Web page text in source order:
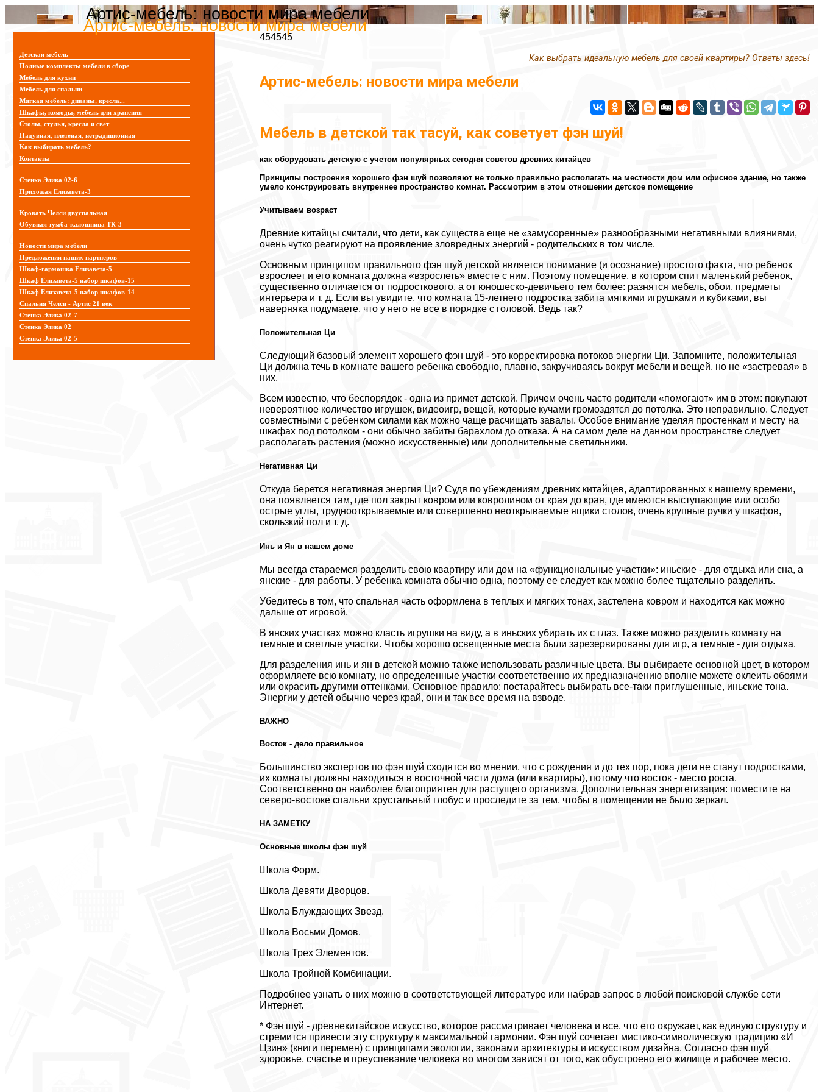
Артис-мебель: новости мира мебели
Артис-мебель: новости мира мебели
454545
Как выбрать идеальную мебель для своей квартиры? Ответы здесь!
Артис-мебель: новости мира мебели
Мебель в детской так тасуй, как советует фэн шуй!
как оборудовать детскую с учетом популярных сегодня советов древних китайцев
Принципы построения хорошего фэн шуй позволяют не только правильно располагать на местности дом или офисное здание, но также
умело конструировать внутреннее пространство комнат. Рассмотрим в этом отношении детское помещение
Учитываем возраст
Древние китайцы считали, что дети, как существа еще не «замусоренные» разнообразными негативными влияниями,
очень чутко реагируют на проявление зловредных энергий - родительских в том числе.
Основным принципом правильного фэн шуй детской является понимание (и осознание) простого факта, что ребенок
взрослеет и его комната должна «взрослеть» вместе с ним. Поэтому помещение, в котором спит маленький ребенок,
существенно отличается от подросткового, а от юношеско-девичьего тем более: разнятся мебель, обои, предметы
интерьера и т. д. Если вы увидите, что комната 15-летнего подростка забита мягкими игрушками и кубиками, вы
наверняка подумаете, что у него не все в порядке с головой. Ведь так?
Положительная Ци
Следующий базовый элемент хорошего фэн шуй - это корректировка потоков энергии Ци. Запомните, положительная
Ци должна течь в комнате вашего ребенка свободно, плавно, закручиваясь вокруг мебели и вещей, но не «застревая» в
них.
Всем известно, что беспорядок - одна из примет детской. Причем очень часто родители «помогают» им в этом: покупают
невероятное количество игрушек, видеоигр, вещей, которые кучами громоздятся до потолка. Это неправильно. Следует
совместными с ребенком силами как можно чаще расчищать завалы. Особое внимание уделяя простенкам и месту на
шкафах под потолком - они обычно забиты барахлом до отказа. А на самом деле на данном пространстве следует
располагать растения (можно искусственные) или дополнительные светильники.
Негативная Ци
Откуда берется негативная энергия Ци? Судя по убеждениям древних китайцев, адаптированных к нашему времени,
она появляется там, где пол закрыт ковром или ковролином от края до края, где имеются выступающие или особо
острые углы, труднооткрываемые или совершенно неоткрываемые ящики столов, очень крупные ручки у шкафов,
скользкий пол и т. д.
Инь и Ян в нашем доме
Мы всегда стараемся разделить свою квартиру или дом на «функциональные участки»: иньские - для отдыха или сна, а
янские - для работы. У ребенка комната обычно одна, поэтому ее следует как можно более тщательно разделить.
Убедитесь в том, что спальная часть оформлена в теплых и мягких тонах, застелена ковром и находится как можно
дальше от игровой.
В янских участках можно класть игрушки на виду, а в иньских убирать их с глаз. Также можно разделить комнату на
темные и светлые участки. Чтобы хорошо освещенные места были зарезервированы для игр, а темные - для отдыха.
Для разделения инь и ян в детской можно также использовать различные цвета. Вы выбираете основной цвет, в котором
оформляете всю комнату, но определенные участки соответственно их предназначению вполне можете оклеить обоями
или окрасить другими оттенками. Основное правило: постарайтесь выбирать все-таки приглушенные, иньские тона.
Энергии у детей обычно через край, они и так все время на взводе.
ВАЖНО
Восток - дело правильное
Большинство экспертов по фэн шуй сходятся во мнении, что с рождения и до тех пор, пока дети не станут подростками,
их комнаты должны находиться в восточной части дома (или квартиры), потому что восток - место роста.
Соответственно он наиболее благоприятен для растущего организма. Дополнительная энергетизация: поместите на
северо-востоке спальни хрустальный глобус и проследите за тем, чтобы в помещении не было зеркал.
НА ЗАМЕТКУ
Основные школы фэн шуй
Школа Форм.
Школа Девяти Дворцов.
Школа Блуждающих Звезд.
Школа Восьми Домов.
Школа Трех Элементов.
Школа Тройной Комбинации.
Подробнее узнать о них можно в соответствующей литературе или набрав запрос в любой поисковой службе сети
Интернет.
* Фэн шуй - древнекитайское искусство, которое рассматривает человека и все, что его окружает, как единую структуру и
стремится привести эту структуру к максимальной гармонии. Фэн шуй сочетает мистико-символическую традицию «И
Цзин» (книги перемен) с принципами экологии, законами архитектуры и искусством дизайна. Согласно фэн шуй
здоровье, счастье и преуспевание человека во многом зависят от того, как обустроено его жилище и рабочее место.
Детская мебель
Полные комплекты мебели в сборе
Мебель для кухни
Мебель для спальни
Мягкая мебель: диваны, кресла...
Шкафы, комоды, мебель для хранения
Столы, стулья, кресла и свет
Надувная, плетеная, нетрадиционная
Как выбирать мебель?
Контакты
Стенка Элика 02-6
Прихожая Елизавета-3
Кровать Челси двуспальная
Обувная тумба-калошница ТК-3
Новости мира мебели
Предложения наших партнеров
Шкаф-гармошка Елизавета-5
Шкаф Елизавета-5 набор шкафов-15
Шкаф Елизавета-5 набор шкафов-14
Спальня Челси - Артис 21 век
Стенка Элика 02-7
Стенка Элика 02
Стенка Элика 02-5